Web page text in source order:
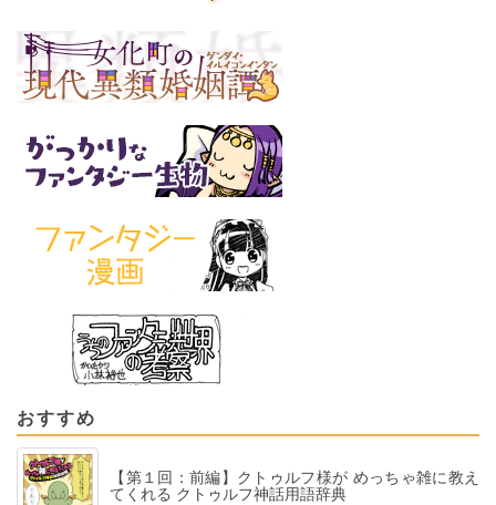
おすすめ
【第１回：前編】クトゥルフ様が めっちゃ雑に教え
てくれる クトゥルフ神話用語辞典